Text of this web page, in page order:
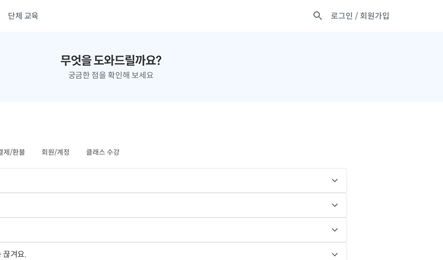
단체 교육 로그인 / 회원가입
무엇을 도와드릴까요?
궁금한 점을 확인해 보세요
제/환불 회원/계정 클래스 수강
끊겨요.